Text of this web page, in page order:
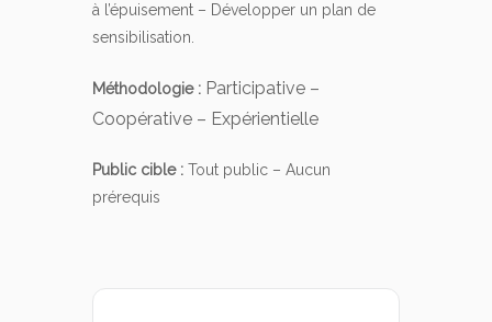
à l’épuisement – Développer un plan de
sensibilisation.
Méthodologie : Participative –
Coopérative – Expérientielle
Public cible : Tout public – Aucun
prérequis